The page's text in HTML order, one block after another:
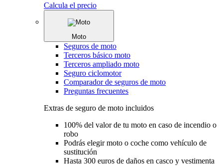
Calcula el precio
Moto
Seguros de moto
Terceros básico moto
Terceros ampliado moto
Seguro ciclomotor
Comparador de seguros de moto
Preguntas frecuentes
Extras de seguro de moto incluidos
100% del valor de tu moto en caso de incendio o
robo
Podrás elegir moto o coche como vehículo de
sustitución
Hasta 300 euros de daños en casco y vestimenta